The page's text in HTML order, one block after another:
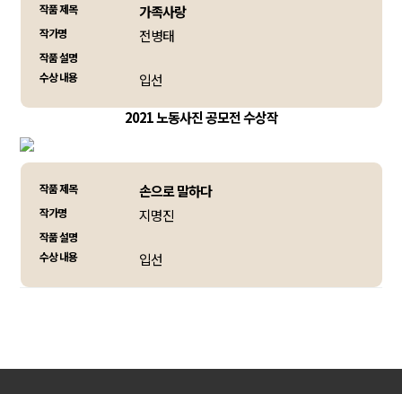
작품 제목 가족사랑
작가명 전병태
작품 설명
수상 내용
입선
2021 노동사진 공모전 수상작
작품 제목 손으로 말하다
작가명 지명진
작품 설명
수상 내용
입선